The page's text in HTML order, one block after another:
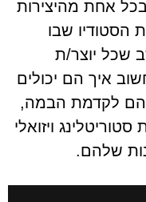
אחת מהיצירות
הסטודיו שבו
שכל יוצר/ת
איך הם יכולים
לקדמת הבמה,
ויזואלי
שלהם.